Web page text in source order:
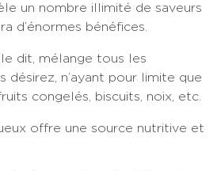
un nombre illimité de saveurs
d’énormes bénéfices.
dit, mélange tous les
désirez, n’ayant pour limite que
congelés, biscuits, noix, etc.
offre une source nutritive et